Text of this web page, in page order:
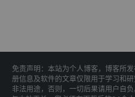
免责声明：本站为个人博客，博客所
册信息及软件的文章仅限用于学习和
非法用途，否则，一切后果请用户自